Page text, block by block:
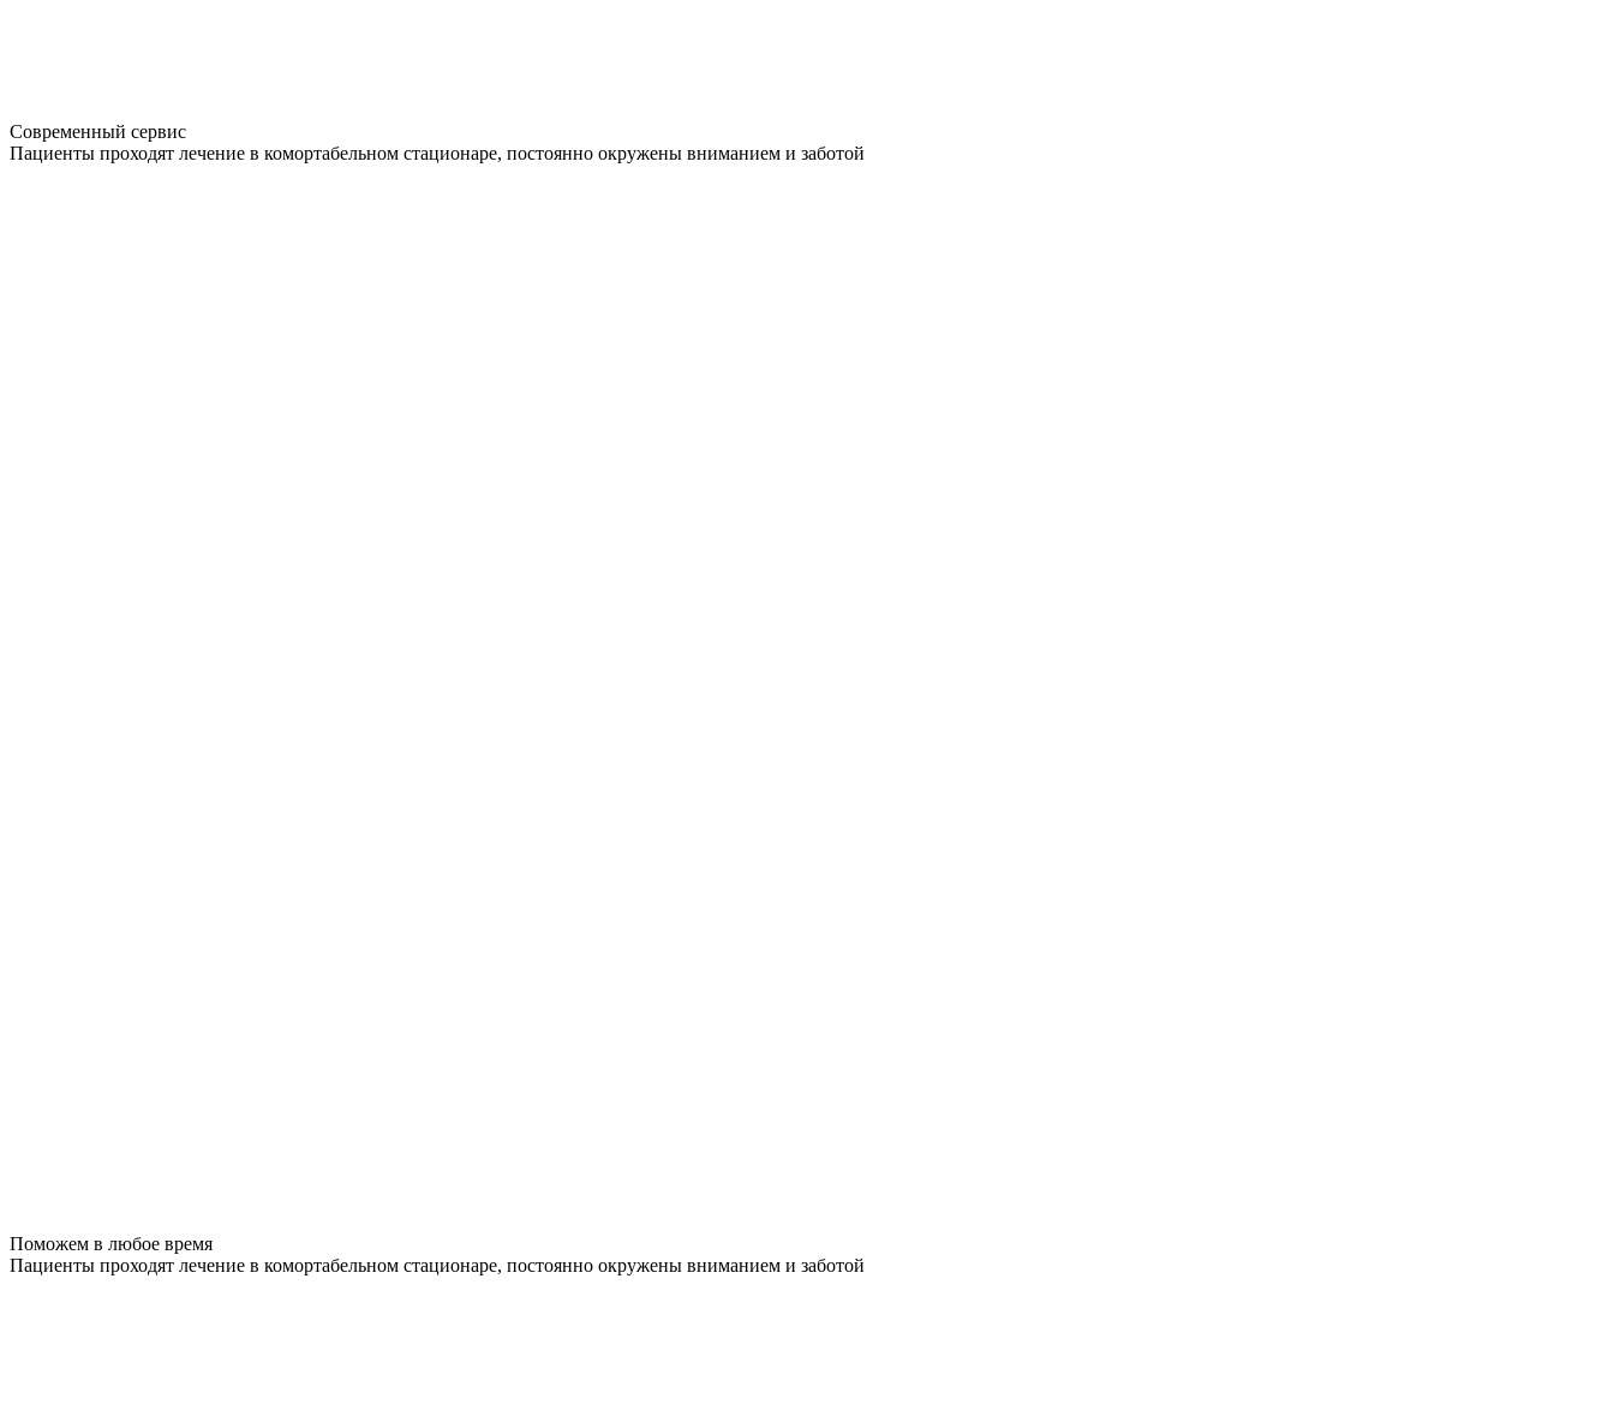
Современный сервис
Пациенты проходят лечение в комортабельном стационаре, постоянно окружены вниманием и заботой
Поможем в любое время
Пациенты проходят лечение в комортабельном стационаре, постоянно окружены вниманием и заботой